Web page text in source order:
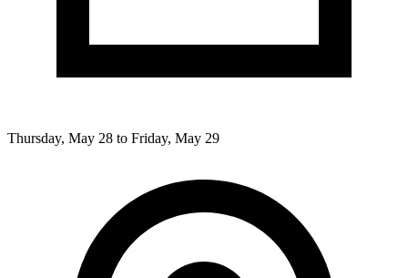
Thursday, May 28 to Friday, May 29